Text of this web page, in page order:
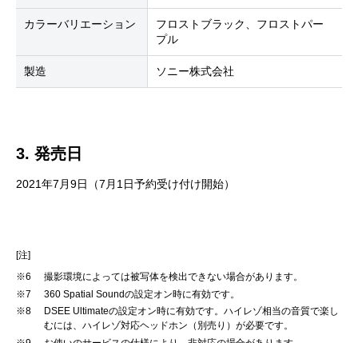
カラーバリエーション
フロストブラック、フロストパー
プル
製造 ソニー株式会社
3. 発売日
2021年7月9日（7月1日予約受け付け開始）
[注]
※6
撮影環境によっては被写体を検出できない場合があります。
※7
360 Spatial Soundの設定オン時に有効です。
※8
DSEE Ultimateの設定オン時に有効です。ハイレゾ相当の音質で楽し
むには、ハイレゾ対応ヘッドホン（別売り）が必要です。